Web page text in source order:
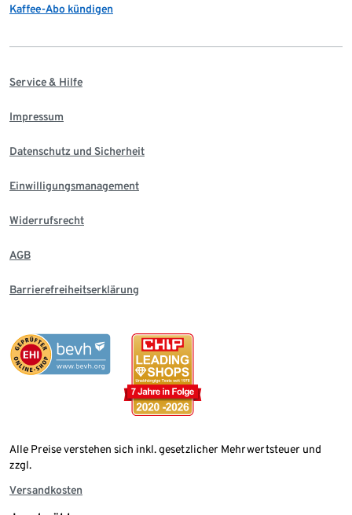
Kaffee-Abo kündigen
Service & Hilfe
Impressum
Datenschutz und Sicherheit
Einwilligungsmanagement
Widerrufsrecht
AGB
Barrierefreiheitserklärung
Alle Preise verstehen sich inkl. gesetzlicher Mehrwertsteuer und
zzgl.
Versandkosten